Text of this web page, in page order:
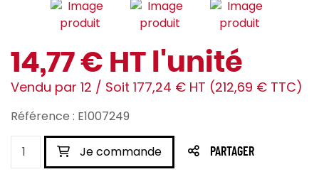
14,77 € HT l'unité
Vendu par 12 / Soit 177,24 € HT (212,69 € TTC)
Référence : E1007249
Je commande PARTAGER